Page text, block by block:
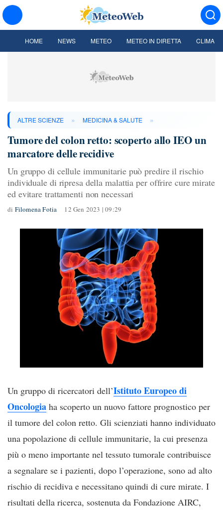
HOME NEWS METEO METEO IN DIRETTA CLIMA
ALTRE SCIENZE » MEDICINA & SALUTE »
Tumore del colon retto: scoperto allo IEO un
marcatore delle recidive
Un gruppo di cellule immunitarie può predire il rischio
individuale di ripresa della malattia per offrire cure mirate
ed evitare trattamenti non necessari
di Filomena Fotia 12 Gen 2023 | 09:29
Un gruppo di ricercatori dell’Istituto Europeo di
Oncologia ha scoperto un nuovo fattore prognostico per
il tumore del colon retto. Gli scienziati hanno individuato
una popolazione di cellule immunitarie, la cui presenza
più o meno importante nel tessuto tumorale contribuisce
a segnalare se i pazienti, dopo l’operazione, sono ad alto
rischio di recidiva e necessitano quindi di cure mirate. I
risultati della ricerca, sostenuta da Fondazione AIRC,